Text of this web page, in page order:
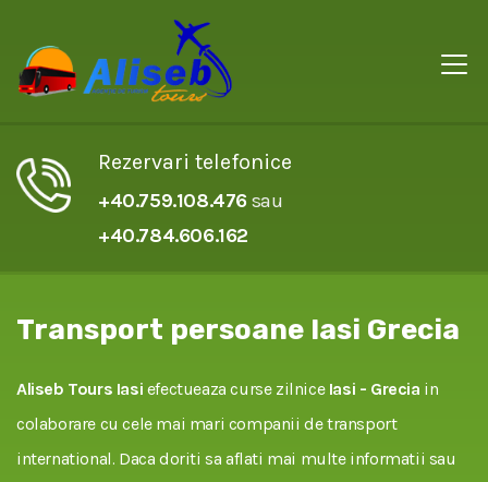
Rezervari telefonice
+40.759.108.476 sau
+40.784.606.162
Transport persoane Iasi Grecia
Aliseb Tours Iasi efectueaza curse zilnice Iasi - Grecia in
colaborare cu cele mai mari companii de transport
international. Daca doriti sa aflati mai multe informatii sau